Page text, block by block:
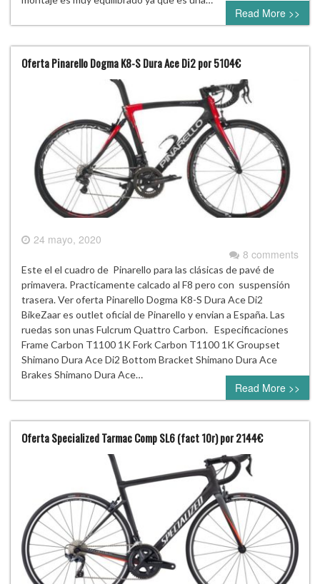
Read More >>
Oferta Pinarello Dogma K8-S Dura Ace Di2 por 5104€
24 mayo, 2020
8 comments
Este el el cuadro de Pinarello para las clásicas de pavé de
primavera. Practicamente calcado al F8 pero con suspensión
trasera. Ver oferta Pinarello Dogma K8-S Dura Ace Di2
BikeZaar es outlet oficial de Pinarello y envian a España. Las
ruedas son unas Fulcrum Quattro Carbon. Especificaciones
Frame Carbon T1100 1K Fork Carbon T1100 1K Groupset
Shimano Dura Ace Di2 Bottom Bracket Shimano Dura Ace
Brakes Shimano Dura Ace…
Read More >>
Oferta Specialized Tarmac Comp SL6 (fact 10r) por 2144€